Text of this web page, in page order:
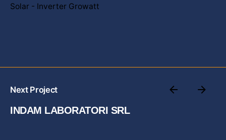
Solar - Inverter Growatt
Next Project
INDAM LABORATORI SRL